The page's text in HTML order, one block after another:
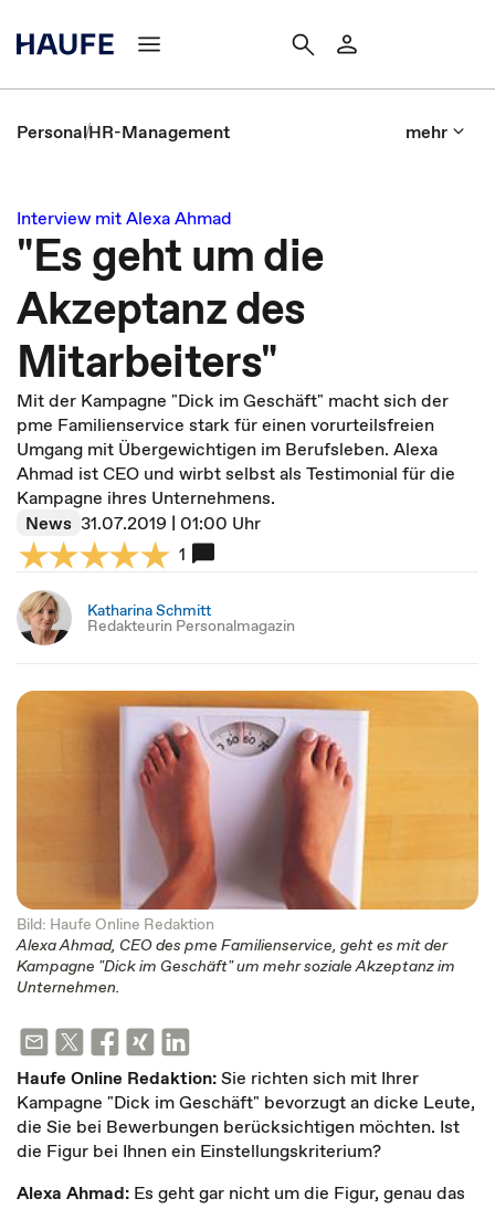
PersonalHR-Management mehr
Interview mit Alexa Ahmad
"Es geht um die
Akzeptanz des
Mitarbeiters"
Mit der Kampagne "Dick im Geschäft" macht sich der
pme Familienservice stark für einen vorurteilsfreien
Umgang mit Übergewichtigen im Berufsleben. Alexa
Ahmad ist CEO und wirbt selbst als Testimonial für die
Kampagne ihres Unternehmens.
News 31.07.2019 | 01:00 Uhr
1
Katharina Schmitt
Redakteurin Personalmagazin
Bild: Haufe Online Redaktion
Alexa Ahmad, CEO des pme Familienservice, geht es mit der
Kampagne "Dick im Geschäft" um mehr soziale Akzeptanz im
Unternehmen.
Haufe Online Redaktion:Sie richten sich mit Ihrer
Kampagne "Dick im Geschäft" bevorzugt an dicke Leute,
die Sie bei Bewerbungen berücksichtigen möchten. Ist
die Figur bei Ihnen ein Einstellungskriterium?
Alexa Ahmad: Es geht gar nicht um die Figur, genau das